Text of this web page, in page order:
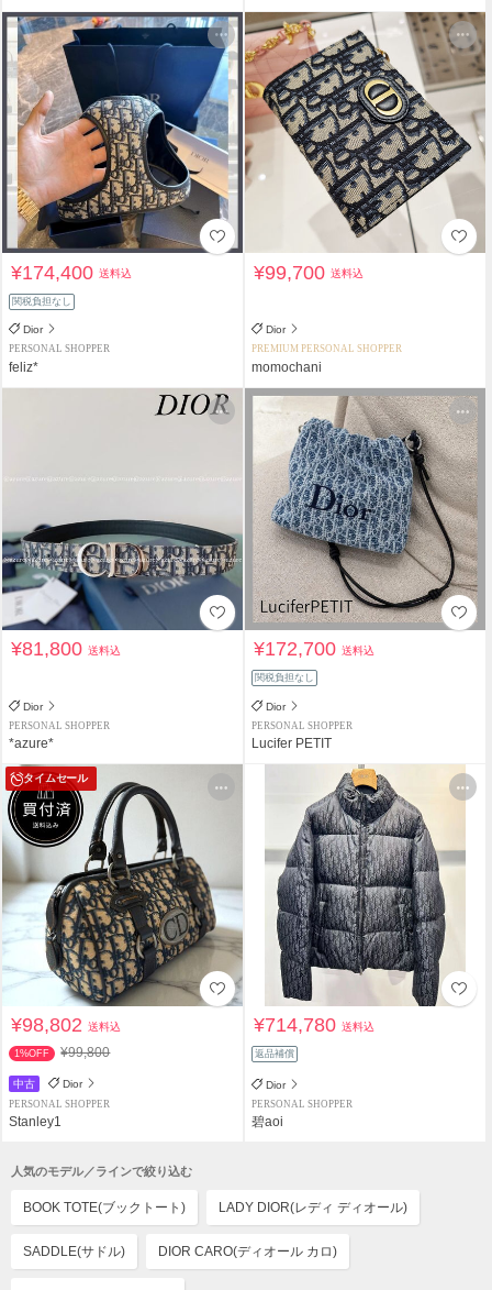
¥174,400送料込
関税負担なし
Dior
PERSONAL SHOPPER
feliz*
¥99,700送料込
Dior
PREMIUM PERSONAL SHOPPER
momochani
¥81,800送料込
Dior
PERSONAL SHOPPER
*azure*
¥172,700送料込
関税負担なし
Dior
PERSONAL SHOPPER
Lucifer PETIT
タイムセール
¥98,802送料込
1%OFF ¥99,800
中古 Dior
PERSONAL SHOPPER
Stanley1
¥714,780送料込
返品補償
Dior
PERSONAL SHOPPER
碧aoi
人気のモデル／ラインで絞り込む
BOOK TOTE(ブックトート) LADY DIOR(レディ ディオール)
SADDLE(サドル) DIOR CARO(ディオール カロ)